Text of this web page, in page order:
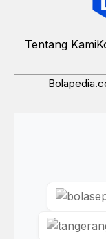
Tentang Kami